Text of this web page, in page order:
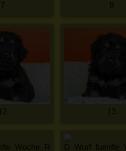
7 8
13